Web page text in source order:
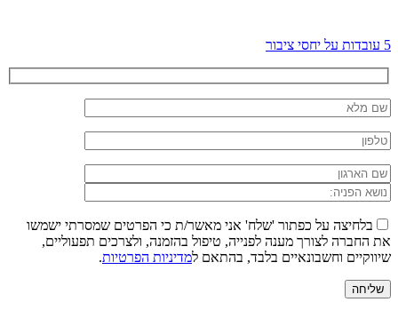
5 עובדות על יחסי ציבור
בלחיצה על כפתור 'שלח' אני מאשר/ת כי הפרטים שמסרתי ישמשו
את החברה לצורך מענה לפנייה, טיפול בהזמנה, ולצרכים תפעוליים,
שיווקיים וחשבונאיים בלבד, בהתאם למדיניות הפרטיות.
שליחה